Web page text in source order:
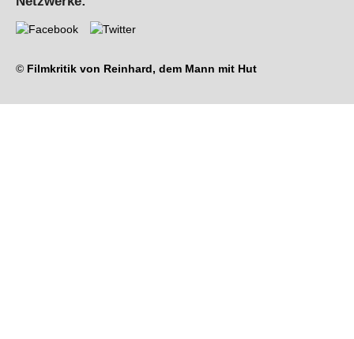
© Filmkritik von Reinhard, dem Mann mit Hut